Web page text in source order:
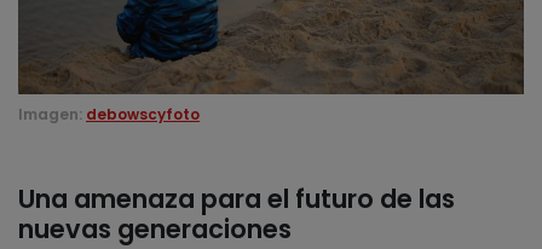
Imagen: debowscyfoto
Una amenaza para el futuro de las
nuevas generaciones